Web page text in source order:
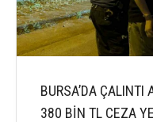
BURSA’DA ÇALINTI
380 BİN TL CEZA